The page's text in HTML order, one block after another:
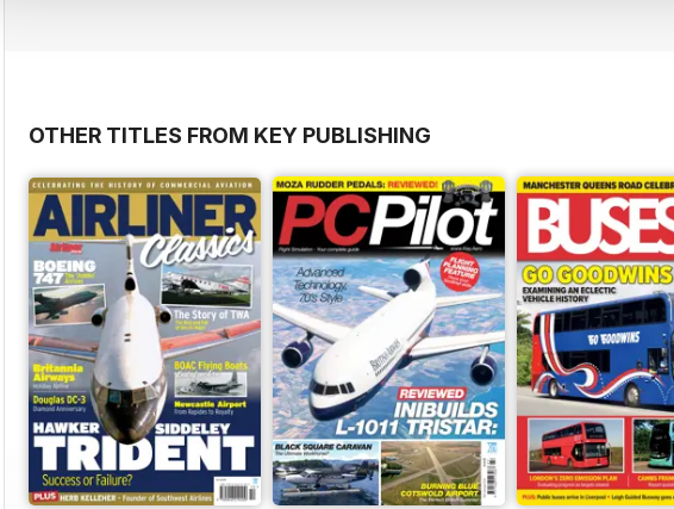
OTHER TITLES FROM KEY PUBLISHING